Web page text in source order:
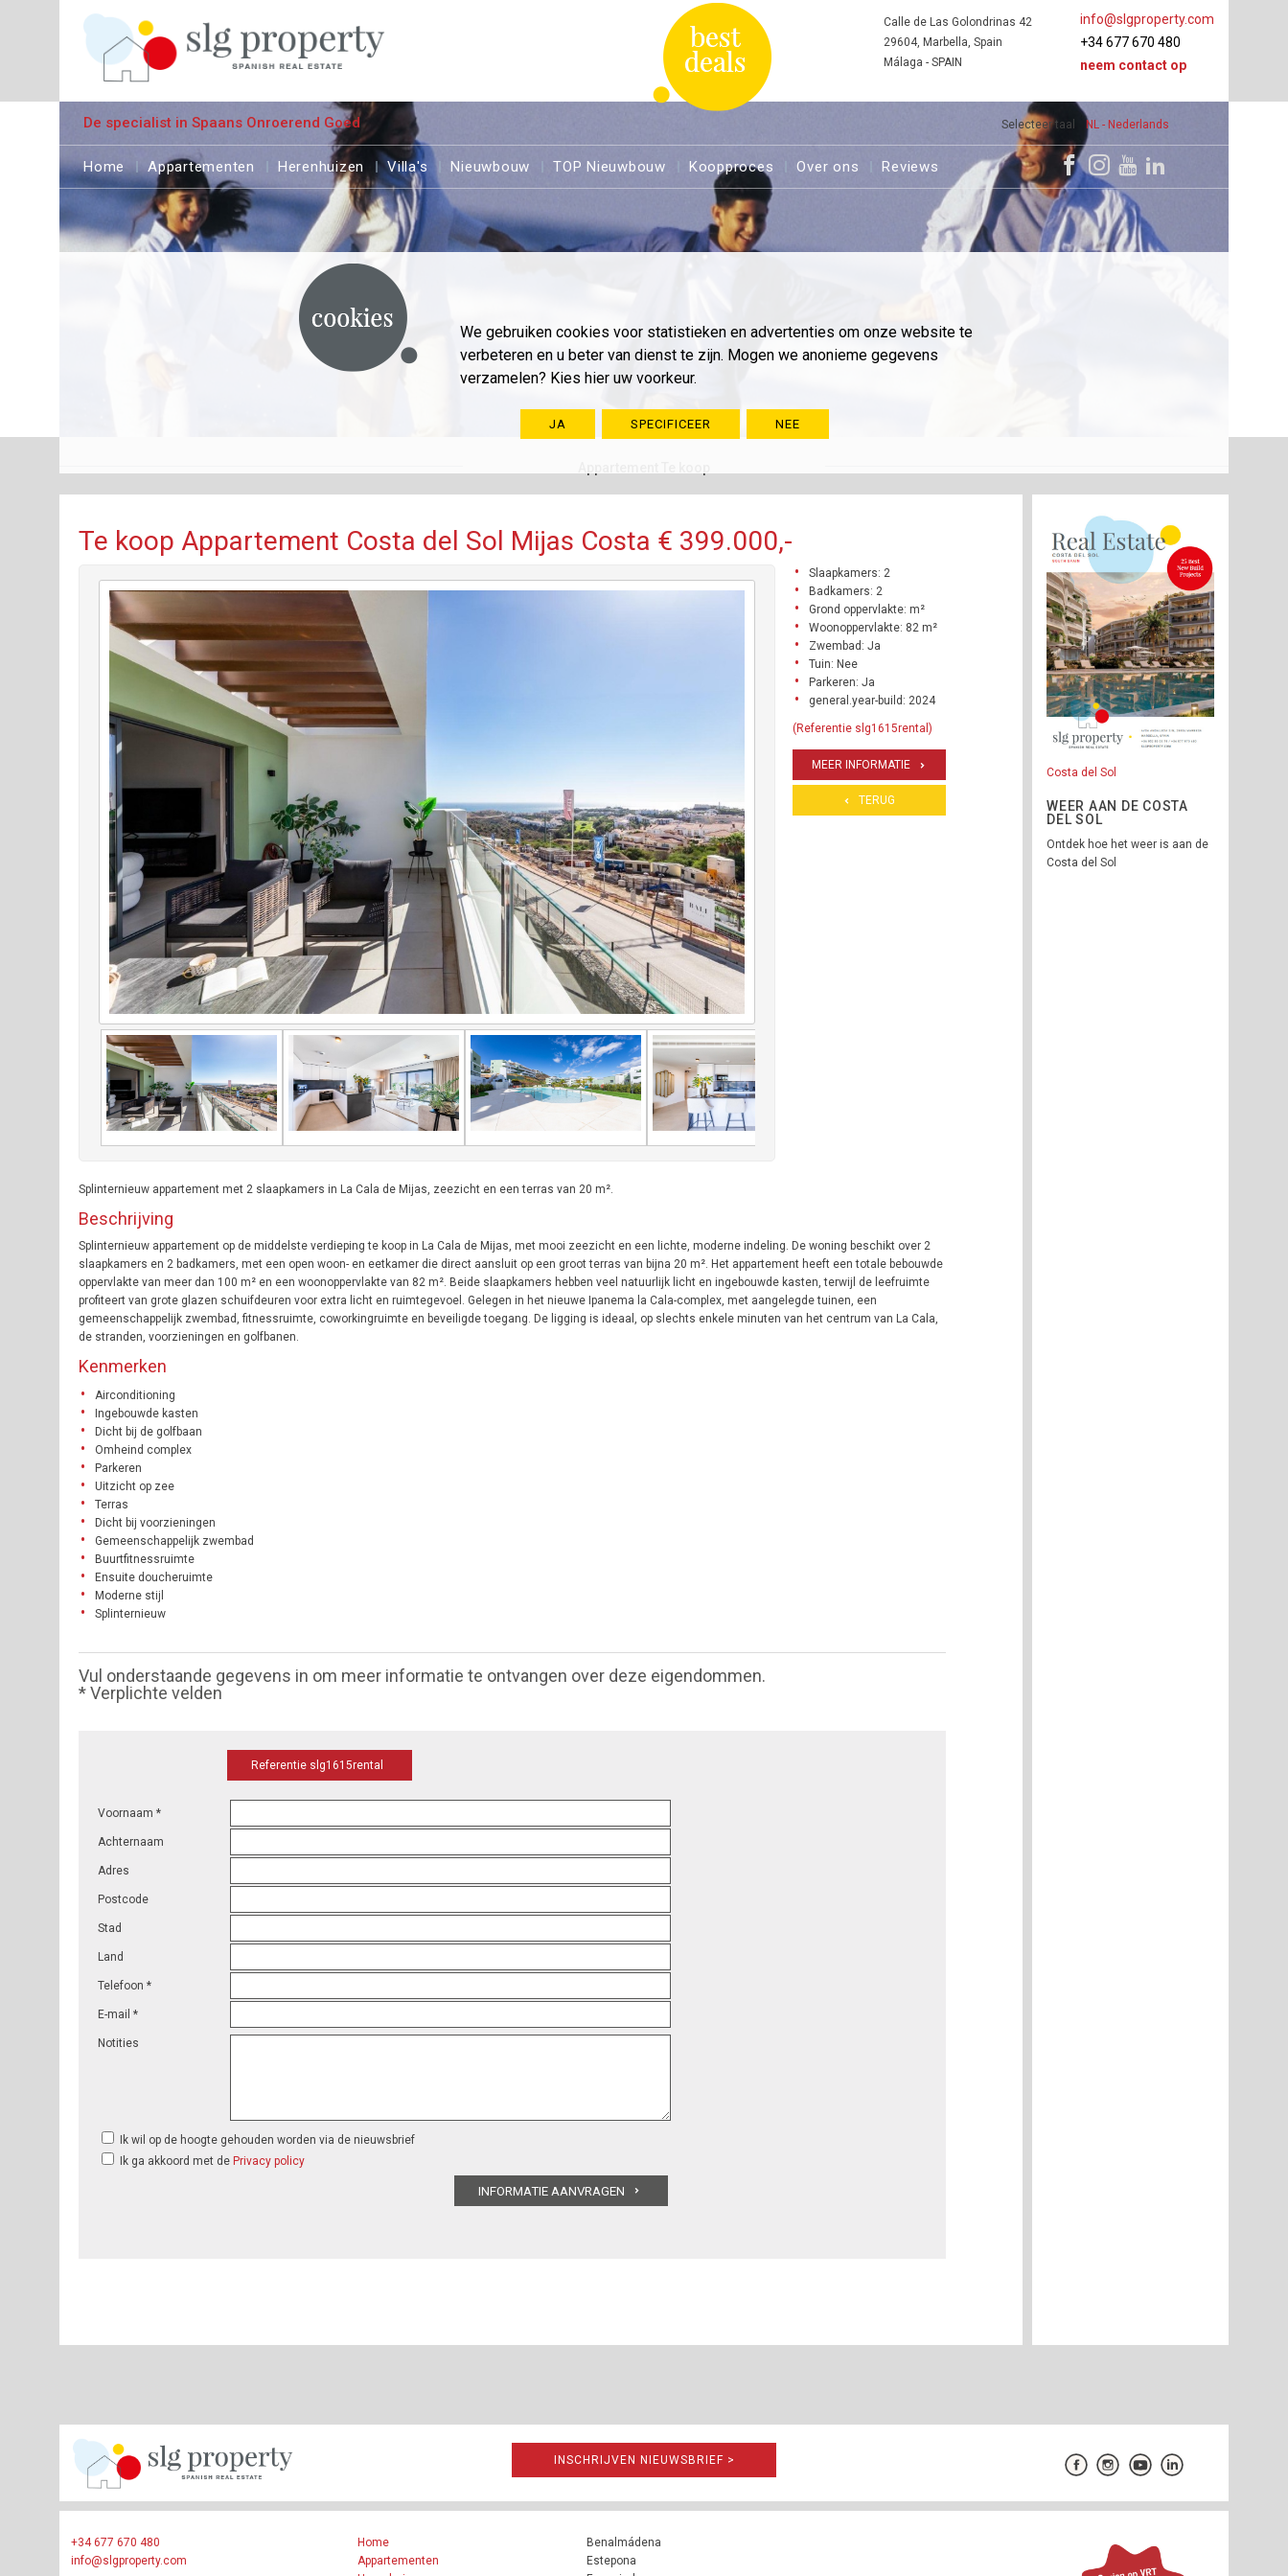
We gebruiken cookies voor statistieken en advertenties om onze website te
verbeteren en u beter van dienst te zijn. Mogen we anonieme gegevens
verzamelen? Kies hier uw voorkeur.
JA SPECIFICEER NEE
Selecteer taal NL - Nederlands
info@slgproperty.com
+34 677 670 480
neem contact op
Calle de Las Golondrinas 42
29604, Marbella, Spain
Málaga - SPAIN
De specialist in Spaans Onroerend Goed
Home Appartementen Herenhuizen Villa's Nieuwbouw TOP Nieuwbouw Koopproces Over ons Reviews
Te koop Appartement Costa del Sol Mijas Costa € 399.000,-
Slaapkamers: 2
Badkamers: 2
Grond oppervlakte: m²
Woonoppervlakte: 82 m²
Zwembad: Ja
Tuin: Nee
Parkeren: Ja
general.year-build: 2024
(Referentie slg1615rental)
MEER INFORMATIE
TERUG
Splinternieuw appartement met 2 slaapkamers in La Cala de Mijas, zeezicht en een terras van 20 m².
Beschrijving
Splinternieuw appartement op de middelste verdieping te koop in La Cala de Mijas, met mooi zeezicht en een lichte, moderne indeling. De woning beschikt over 2
slaapkamers en 2 badkamers, met een open woon- en eetkamer die direct aansluit op een groot terras van bijna 20 m². Het appartement heeft een totale bebouwde
oppervlakte van meer dan 100 m² en een woonoppervlakte van 82 m². Beide slaapkamers hebben veel natuurlijk licht en ingebouwde kasten, terwijl de leefruimte
profiteert van grote glazen schuifdeuren voor extra licht en ruimtegevoel. Gelegen in het nieuwe Ipanema la Cala-complex, met aangelegde tuinen, een
gemeenschappelijk zwembad, fitnessruimte, coworkingruimte en beveiligde toegang. De ligging is ideaal, op slechts enkele minuten van het centrum van La Cala,
de stranden, voorzieningen en golfbanen.
Kenmerken
Airconditioning
Ingebouwde kasten
Dicht bij de golfbaan
Omheind complex
Parkeren
Uitzicht op zee
Terras
Dicht bij voorzieningen
Gemeenschappelijk zwembad
Buurtfitnessruimte
Ensuite doucheruimte
Moderne stijl
Splinternieuw
Vul onderstaande gegevens in om meer informatie te ontvangen over deze eigendommen.
* Verplichte velden
Referentie slg1615rental
Voornaam *
Achternaam
Adres
Postcode
Stad
Land
Telefoon *
E-mail *
Notities
Ik wil op de hoogte gehouden worden via de nieuwsbrief
Ik ga akkoord met de Privacy policy
Costa del Sol
WEER AAN DE COSTA
DEL SOL
Ontdek hoe het weer is aan de
Costa del Sol
INSCHRIJVEN NIEUWSBRIEF >
+34 677 670 480
info@slgproperty.com
Home
Appartementen
Benalmádena
Estepona